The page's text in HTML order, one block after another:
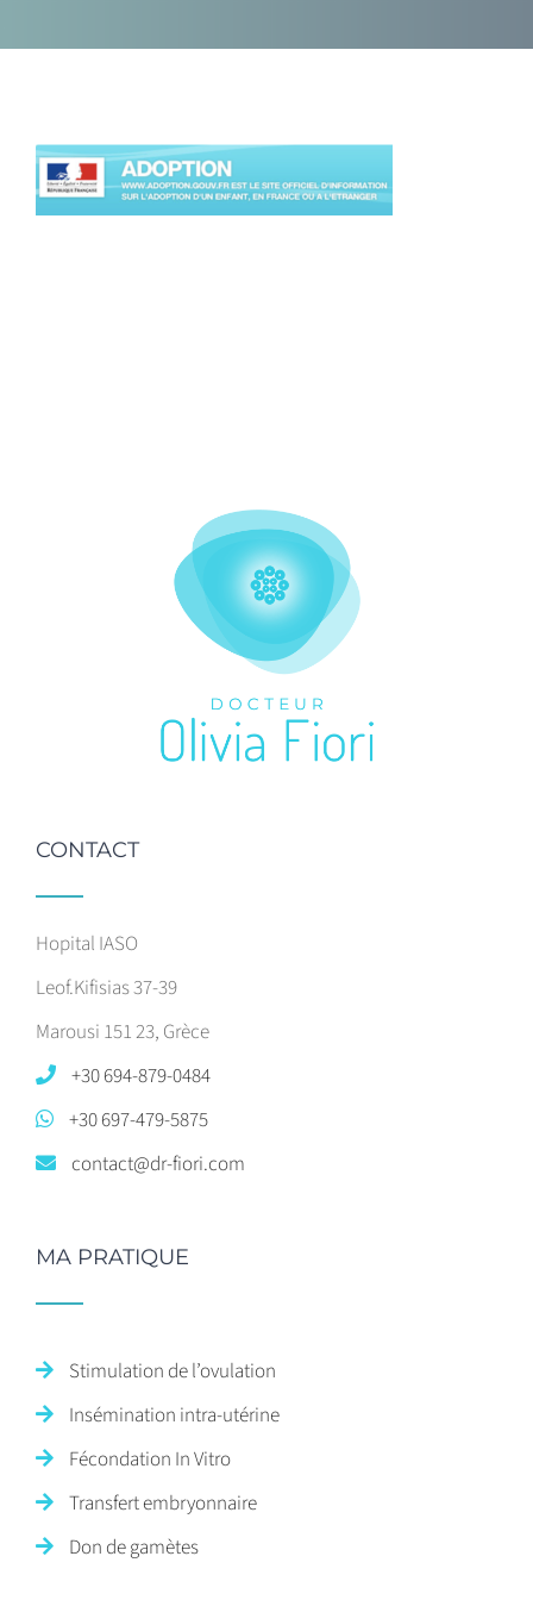
CONTACT
Hopital IASO
Leof.Kifisias 37-39
Marousi 151 23, Grèce
+30 694-879-0484
+30 697-479-5875
contact@dr-fiori.com
MA PRATIQUE
Stimulation de l’ovulation
Insémination intra-utérine
Fécondation In Vitro
Transfert embryonnaire
Don de gamètes